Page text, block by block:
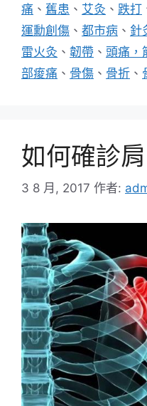
痛 、 舊患 、 艾灸 、 跌打
運勳創傷 、 都市病 、 針
雷火灸 、 韌帶 、 頭痛，
部痠痛 、 骨傷 、 骨折 、
如何確診
3 8 月, 2017 作者: